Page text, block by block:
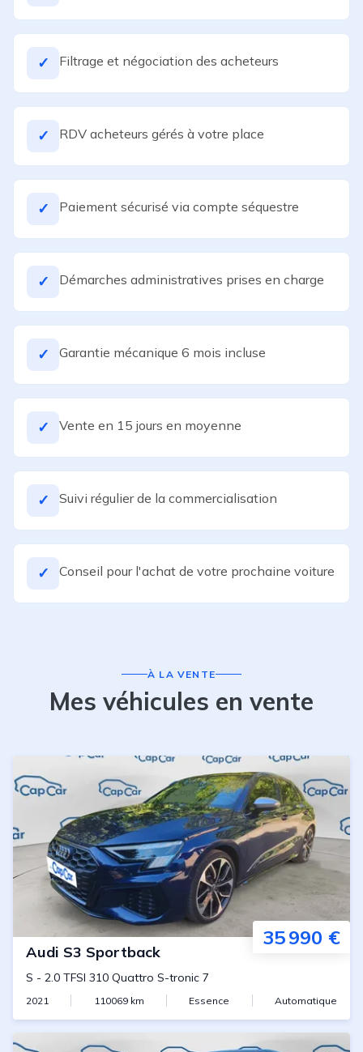
✓ Filtrage et négociation des acheteurs
✓ RDV acheteurs gérés à votre place
✓ Paiement sécurisé via compte séquestre
✓ Démarches administratives prises en charge
✓ Garantie mécanique 6 mois incluse
✓ Vente en 15 jours en moyenne
✓ Suivi régulier de la commercialisation
✓ Conseil pour l'achat de votre prochaine voiture
À LA VENTE
Mes véhicules en vente
35 990 €
Audi S3 Sportback
S - 2.0 TFSI 310 Quattro S-tronic 7
2021 110069km Essence Automatique